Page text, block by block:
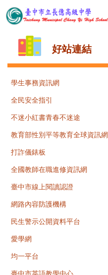
跳
到
區
好站連結
學生事務資訊網
全民安全指引
不迷小紅書青春不迷途
教育部性別平等教育全球資訊網
打詐儀錶板
全國教師在職進修資訊網
臺中市線上閱讀認證
網路內容防護機構
民生警示公開資料平台
愛學網
均一平台